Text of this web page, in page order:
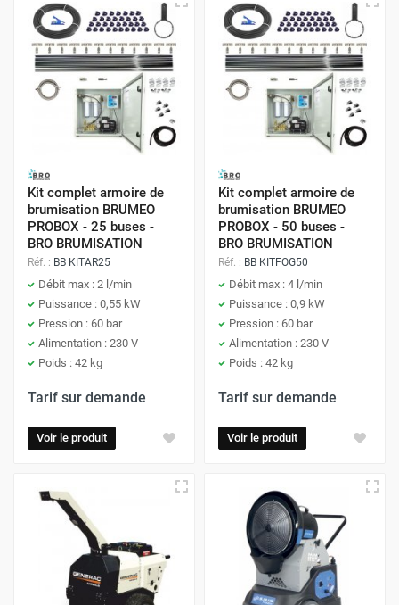
Kit complet armoire de
brumisation BRUMEO
PROBOX - 25 buses -
BRO BRUMISATION
Réf. : BB KITAR25
Débit max : 2 l/min
Puissance : 0,55 kW
Pression : 60 bar
Alimentation : 230 V
Poids : 42 kg
Tarif sur demande
Voir le produit
Kit complet armoire de
brumisation BRUMEO
PROBOX - 50 buses -
BRO BRUMISATION
Réf. : BB KITFOG50
Débit max : 4 l/min
Puissance : 0,9 kW
Pression : 60 bar
Alimentation : 230 V
Poids : 42 kg
Tarif sur demande
Voir le produit